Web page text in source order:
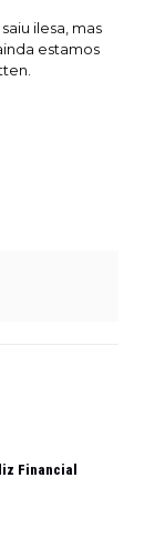
ilesa, mas
estamos
Financial